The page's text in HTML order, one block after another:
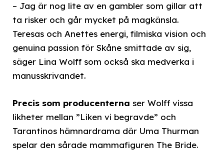
– Jag är nog lite av en gambler som gillar att
ta risker och går mycket på magkänsla.
Teresas och Anettes energi, filmiska vision och
genuina passion för Skåne smittade av sig,
säger Lina Wolff som också ska medverka i
manusskrivandet.
Precis som producenterna ser Wolff vissa
likheter mellan ”Liken vi begravde” och
Tarantinos hämnardrama där Uma Thurman
spelar den sårade mammafiguren The Bride.